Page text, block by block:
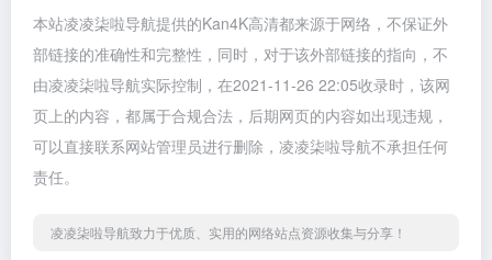
本站凌凌柒啦导航提供的Kan4K高清都来源于网络，不保证外
部链接的准确性和完整性，同时，对于该外部链接的指向，不
由凌凌柒啦导航实际控制，在2021-11-26 22:05收录时，该网
页上的内容，都属于合规合法，后期网页的内容如出现违规，
可以直接联系网站管理员进行删除，凌凌柒啦导航不承担任何
责任。
凌凌柒啦导航致力于优质、实用的网络站点资源收集与分享！